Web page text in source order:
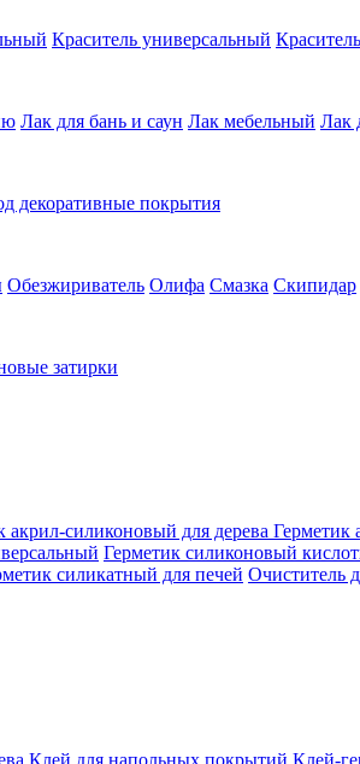
Краситель универсальный
Лак для бань и саун Лак мебельный Лак
декоративные покрытия
Обезжириватель Олифа Смазка Скипидар
затирки
акрил-силиконовый для дерева Герметик
Герметик силиконовый
силикатный для печей Очиститель
Клей для напольных покрытий Клей-